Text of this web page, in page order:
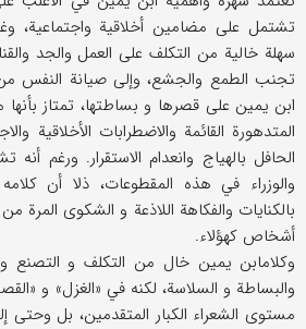
تشتمل علی مضامین أخلاقیة واجتماعیة،
سهلة خالیة من التکلف علی العمل والجد
تجنب الطمع والجشع، وإلی صیانة النفس
ابن یمین علی قصرها و بساطتها، تمتاز
المتدهورة القائمة والاضطرابات الأخلاقیة
الحافل بالهیاج وانعدام الاستقرار. ورغم
والوزراء في هذه المقطوعات، ذلا أن
بالکنایات والفکاهة اللاذعة و الشکوی
أشخاص کهؤلاء.
وکلامابن یمین خال من التکلف و
والبساطة و السلاسة، لکنه في «الغزل» و
مستوی الشعراء الکبار المتقدمین، بل